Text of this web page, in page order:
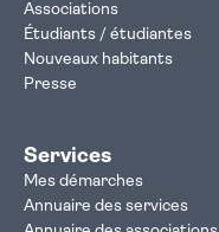
Associations
Étudiants / étudiantes
Nouveaux habitants
Presse
Services
Mes démarches
Annuaire des services